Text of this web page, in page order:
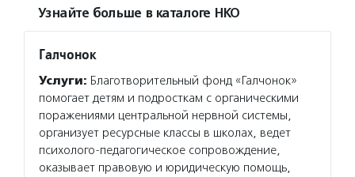
Узнайте больше в каталоге НКО
Галчонок
Услуги: Благотворительный фонд «Галчонок»
помогает детям и подросткам с органическими
поражениями центральной нервной системы,
организует ресурсные классы в школах, ведет
психолого-педагогическое сопровождение,
оказывает правовую и юридическую помощь,